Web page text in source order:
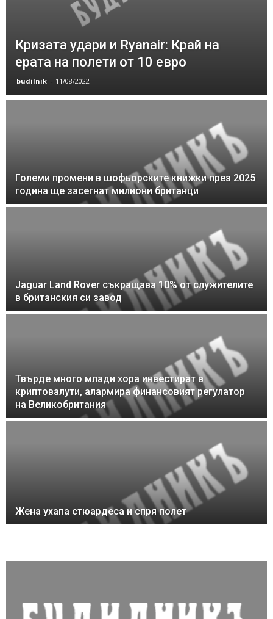
Кризата удари и Ryanair: Край на
ерата на полети от 10 евро
budilnik - 11/08/2022
Големи промени в шофьорските книжки през 2025
година ще засегнат милиони британци
Jaguar Land Rover съкращава 10% от служителите
в британския си завод
Твърде много млади хора инвестират в
криптовалути, алармира финансовият регулатор
на Великобритания
Жена ухапа стюардеса и спря полет